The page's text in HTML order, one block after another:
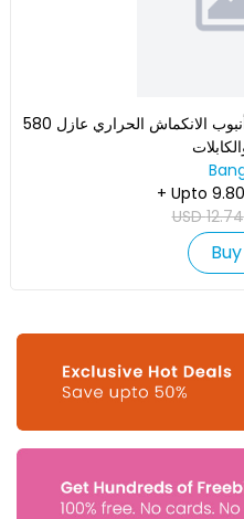
580 قطعة من أنبوب الانكماش الحراري أنبوب الانكماش الحراري عازل
+ Upto
USD12.74